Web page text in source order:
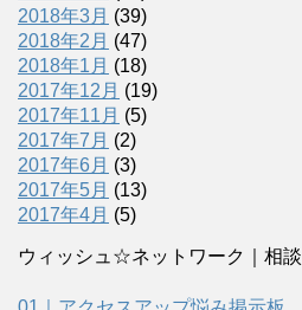
2018年3月 (39)
2018年2月 (47)
2018年1月 (18)
2017年12月 (19)
2017年11月 (5)
2017年7月 (2)
2017年6月 (3)
2017年5月 (13)
2017年4月 (5)
ウィッシュ☆ネットワーク｜相